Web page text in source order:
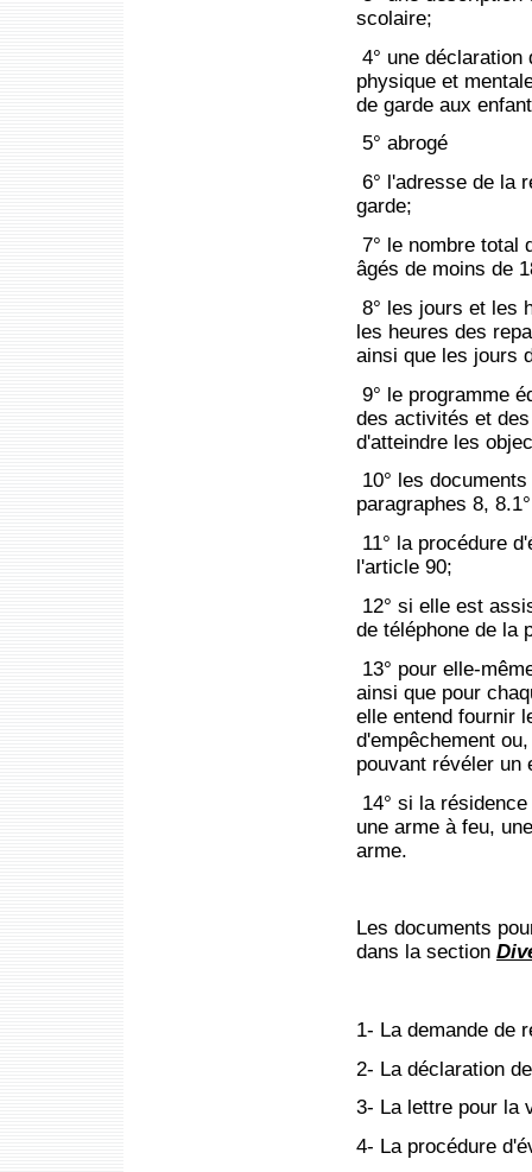
scolaire;
4° une déclaration
physique et
de garde aux
5° abrogé
6° l'adresse de la
garde;
7° le nombre total
âgés de moins de
8° les jours et les
les heures des
ainsi que les jours
9° le programme
des activités et
d'atteindre les
10° les
paragraphes 8,
11° la procédure
l'article 90;
12° si elle est
de téléphone de la
13° pour elle-
ainsi que pour
elle entend fournir
d'empêchement
pouvant révéler un
14° si la
une arme à feu,
arme.
Les documents
dans la section
1- La demande de
2- La déclaration
3- La lettre pour la
4- La procédure